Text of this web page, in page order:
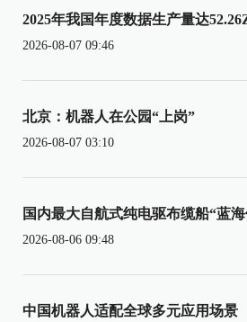
2025年我国年度数据生产量达
2026-08-07 09:46
北京：机器人在公园“上岗”
2026-08-07 03:10
国内最大自航式纯电驱布缆船“蓝
2026-08-06 09:48
中国机器人适配全球多元应用场景